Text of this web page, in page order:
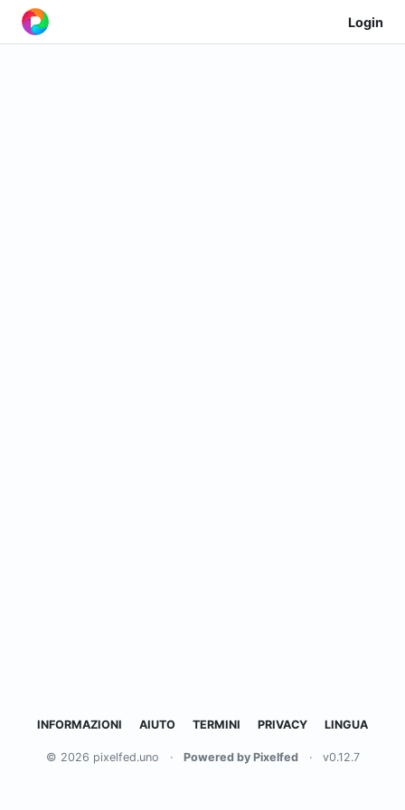
Login
INFORMAZIONI AIUTO TERMINI PRIVACY LINGUA
© 2026 pixelfed.uno · Powered by Pixelfed · v0.12.7